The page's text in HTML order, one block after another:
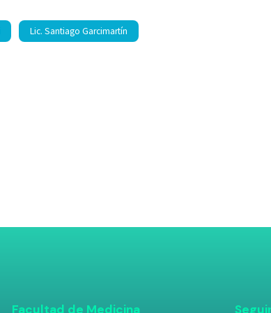
Lic. Santiago Garcimartín
Facultad de Medicina